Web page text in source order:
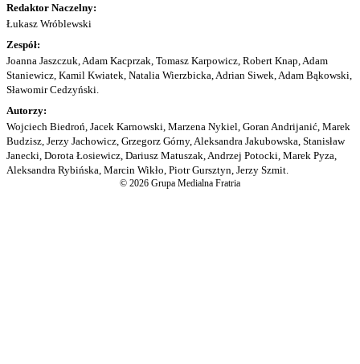
Redaktor Naczelny:
Łukasz Wróblewski
Zespół:
Joanna Jaszczuk, Adam Kacprzak, Tomasz Karpowicz, Robert Knap, Adam
Staniewicz, Kamil Kwiatek, Natalia Wierzbicka, Adrian Siwek, Adam Bąkowski,
Sławomir Cedzyński.
Autorzy:
Wojciech Biedroń, Jacek Karnowski, Marzena Nykiel, Goran Andrijanić, Marek
Budzisz, Jerzy Jachowicz, Grzegorz Górny, Aleksandra Jakubowska, Stanisław
Janecki, Dorota Łosiewicz, Dariusz Matuszak, Andrzej Potocki, Marek Pyza,
Aleksandra Rybińska, Marcin Wikło, Piotr Gursztyn, Jerzy Szmit.
© 2026 Grupa Medialna Fratria